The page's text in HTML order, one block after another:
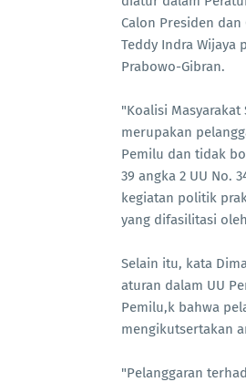
Calon Presiden
Teddy Indra Wijaya
Prabowo-Gibran.
"Koalisi
merupakan
Pemilu dan tidak
39 angka 2 UU No.
kegiatan politik
yang difasilitasi
Selain itu, kata
aturan dalam UU
Pemilu,k bahwa
mengikutsertakan
"Pelanggaran